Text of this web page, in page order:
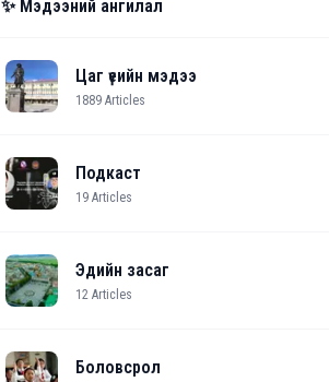
✨ Мэдээний ангилал
Цаг үеийн мэдээ
1889 Articles
Подкаст
19 Articles
Эдийн засаг
12 Articles
Боловсрол